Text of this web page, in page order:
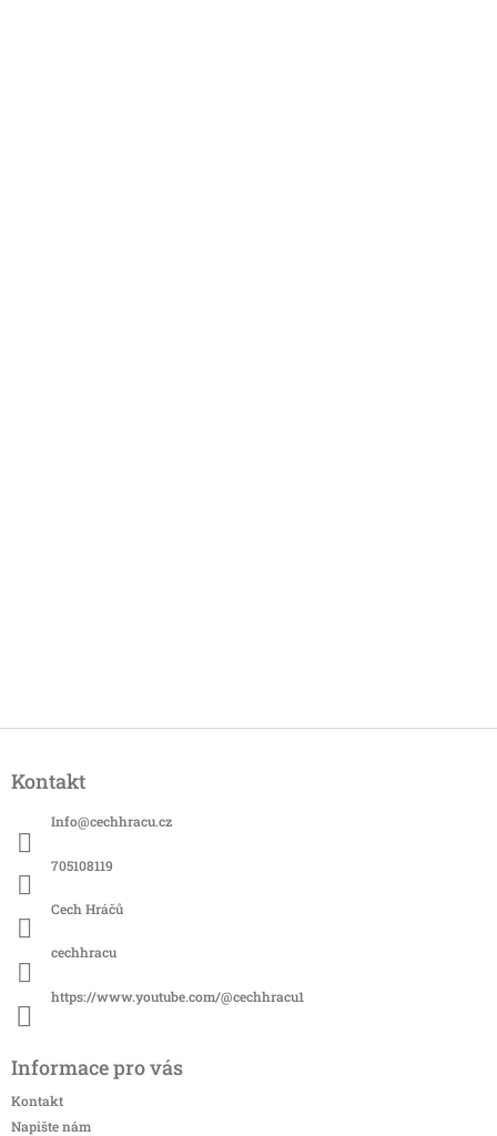
pKontakt
Info@cechhracu.cz
705108119
Cech Hráčů
cechhracu
https://www.youtube.com/@cechhracu1
Informace pro vás
Kontakt
Napište nám